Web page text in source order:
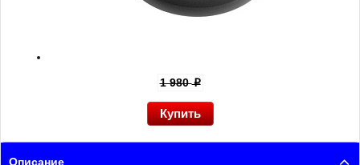
1 980p
Описание